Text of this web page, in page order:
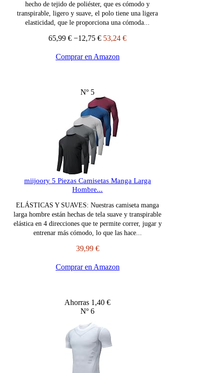
hecho de tejido de poliéster, que es cómodo y
transpirable, ligero y suave, el polo tiene una ligera
elasticidad, que le proporciona una cómoda...
65,99 € −12,75 € 53,24 €
Comprar en Amazon
Nº 5
miijoory 5 Piezas Camisetas Manga Larga
Hombre...
ELÁSTICAS Y SUAVES: Nuestras camiseta manga
larga hombre están hechas de tela suave y transpirable
elástica en 4 direcciones que te permite correr, jugar y
entrenar más cómodo, lo que las hace...
39,99 €
Comprar en Amazon
Ahorras 1,40 €
Nº 6